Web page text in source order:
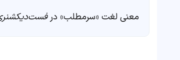
معنی لغت «سرمطلب» در